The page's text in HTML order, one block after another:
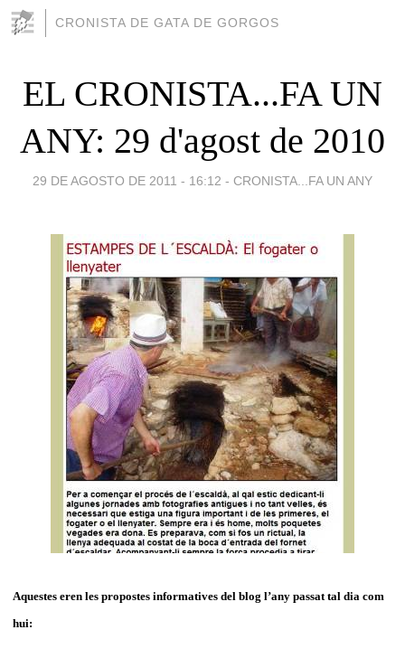
CRONISTA DE GATA DE GORGOS
EL CRONISTA...FA UN
ANY: 29 d'agost de 2010
29 DE AGOSTO DE 2011 - 16:12 - CRONISTA...FA UN ANY
Aquestes eren les propostes informatives del blog l’any passat tal dia com
hui: